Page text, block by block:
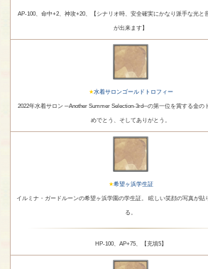
AP-100、命中+2、神攻+20、【シナリオ時、安全確実にかなり派手な光と
が出来ます】
水着サロンゴールドトロフィー
2022年水着サロン ─Another Summer Selection-3rd─‬の第一位を賞する金の
めでとう、そしてありがとう。
希望ヶ浜学生証
イルミナ・ガードルーンの希望ヶ浜学園の学生証。 眩しい笑顔の写真が貼
る。
HP-100、AP+75、【充填5】